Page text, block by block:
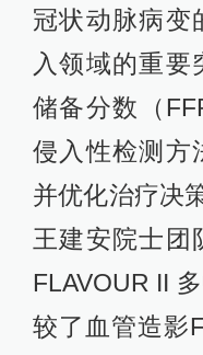
冠状动脉病变
入领域的重要
储备分数（
侵入性检测方
并优化治疗决
王建安院士团
FLAVOUR II
较了血管造影